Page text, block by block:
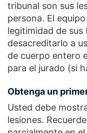
tribunal son sus
persona. El
legitimidad de
desacreditarlo a
de cuerpo entero
para el jurado (si
Obtenga un
Usted debe
lesiones.